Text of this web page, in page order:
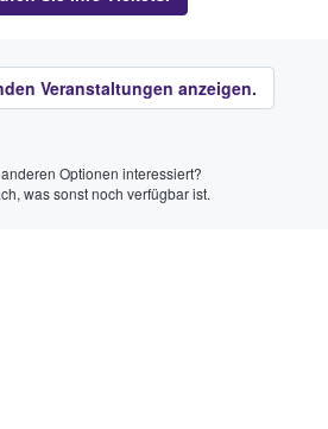
Veranstaltungen anzeigen.
Optionen interessiert?
was sonst noch verfügbar ist.